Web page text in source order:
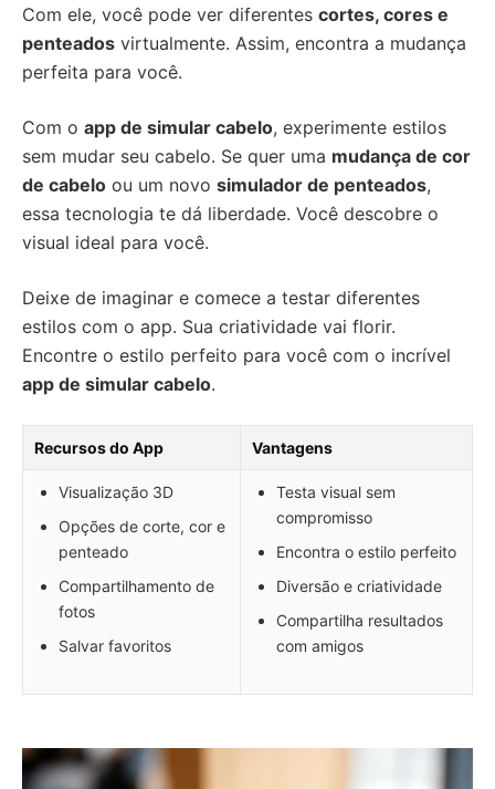
Com ele, você pode ver diferentes cortes, cores e
penteados virtualmente. Assim, encontra a mudança
perfeita para você.
Com o app de simular cabelo, experimente estilos
sem mudar seu cabelo. Se quer uma mudança de cor
de cabelo ou um novo simulador de penteados,
essa tecnologia te dá liberdade. Você descobre o
visual ideal para você.
Deixe de imaginar e comece a testar diferentes
estilos com o app. Sua criatividade vai florir.
Encontre o estilo perfeito para você com o incrível
app de simular cabelo.
Recursos do App Vantagens
Visualização 3D
Opções de corte, cor e
penteado
Compartilhamento de
fotos
Salvar favoritos
Testa visual sem
compromisso
Encontra o estilo perfeito
Diversão e criatividade
Compartilha resultados
com amigos